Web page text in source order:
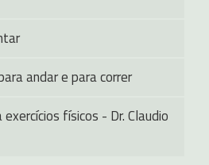
andar e para correr
físicos - Dr. Claudio